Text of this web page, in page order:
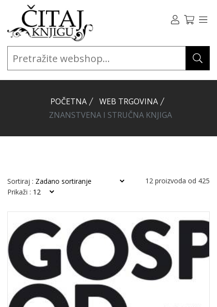
POČETNA
WEB TRGOVINA
ZNANSTVENA I STRUČNA KNJIGA
Sortiraj : 12 proizvoda od 425
Prikaži :